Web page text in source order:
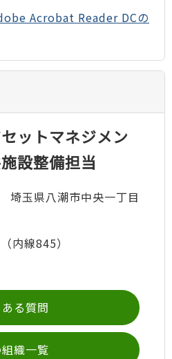
Acrobat Reader DCの
ットマネジメン
設整備担当
玉県八潮市中央一丁目
内線845）
る質問
織一覧